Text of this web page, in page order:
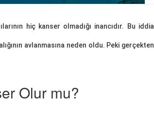
hiç kanser olmadığı inancıdır. Bu iddia
avlanmasına neden oldu. Peki gerçekten
Olur mu?
Umursamaz?